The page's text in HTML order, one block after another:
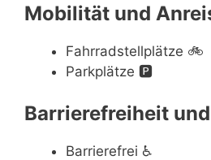
Mobilität und
Fahrradstellplätze 🚲
Parkplätze 🅿️
Barrierefreiheit
Barrierefrei ♿